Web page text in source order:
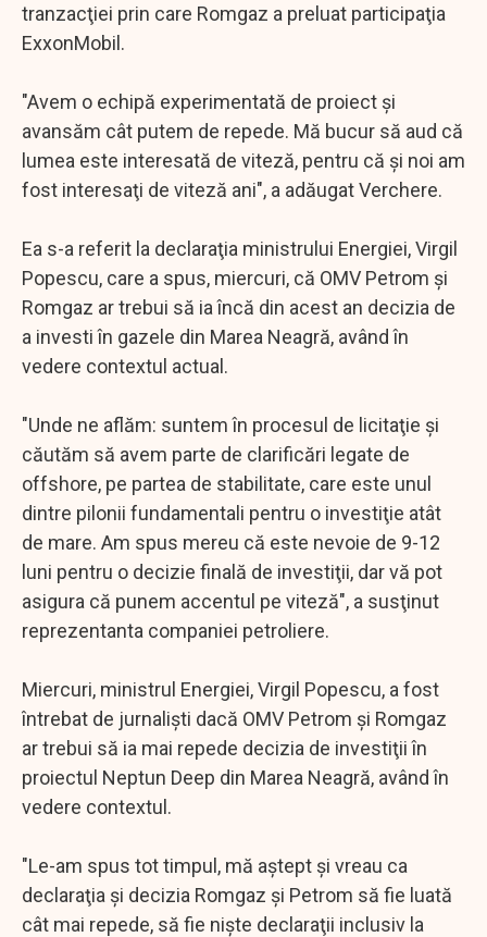
tranzacţiei prin care Romgaz a preluat participaţia
ExxonMobil.
"Avem o echipă experimentată de proiect şi
avansăm cât putem de repede. Mă bucur să aud că
lumea este interesată de viteză, pentru că şi noi am
fost interesaţi de viteză ani", a adăugat Verchere.
Ea s-a referit la declaraţia ministrului Energiei, Virgil
Popescu, care a spus, miercuri, că OMV Petrom şi
Romgaz ar trebui să ia încă din acest an decizia de
a investi în gazele din Marea Neagră, având în
vedere contextul actual.
"Unde ne aflăm: suntem în procesul de licitaţie şi
căutăm să avem parte de clarificări legate de
offshore, pe partea de stabilitate, care este unul
dintre pilonii fundamentali pentru o investiţie atât
de mare. Am spus mereu că este nevoie de 9-12
luni pentru o decizie finală de investiţii, dar vă pot
asigura că punem accentul pe viteză", a susţinut
reprezentanta companiei petroliere.
Miercuri, ministrul Energiei, Virgil Popescu, a fost
întrebat de jurnalişti dacă OMV Petrom şi Romgaz
ar trebui să ia mai repede decizia de investiţii în
proiectul Neptun Deep din Marea Neagră, având în
vedere contextul.
"Le-am spus tot timpul, mă aştept şi vreau ca
declaraţia şi decizia Romgaz şi Petrom să fie luată
cât mai repede, să fie nişte declaraţii inclusiv la